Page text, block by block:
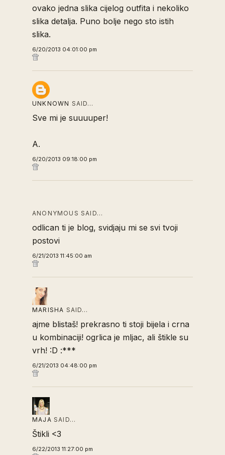
ovako jedna slika cijelog outfita i nekoliko
slika detalja. Puno bolje nego sto istih
slika.
6/20/2013 04:01:00 pm
UNKNOWN SAID…
Sve mi je suuuuper!
A.
6/20/2013 09:18:00 pm
ANONYMOUS SAID…
odlican ti je blog, svidjaju mi se svi tvoji
postovi
6/21/2013 11:45:00 am
MARISHA SAID…
ajme blistaš! prekrasno ti stoji bijela i crna
u kombinaciji! ogrlica je mljac, ali štikle su
vrh! :D :***
6/21/2013 04:48:00 pm
MAJA SAID…
Štikli <3
6/22/2013 11:27:00 pm